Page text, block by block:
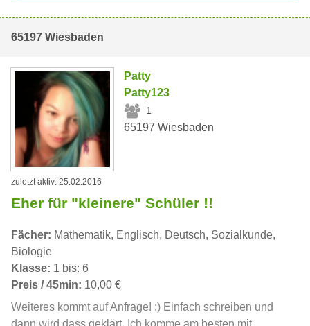
65197 Wiesbaden
Patty
Patty123
1
65197 Wiesbaden
zuletzt aktiv: 25.02.2016
Eher für "kleinere" Schüler !!
Fächer: Mathematik, Englisch, Deutsch, Sozialkunde,
Biologie
Klasse: 1 bis: 6
Preis / 45min: 10,00 €
Weiteres kommt auf Anfrage! :) Einfach schreiben und